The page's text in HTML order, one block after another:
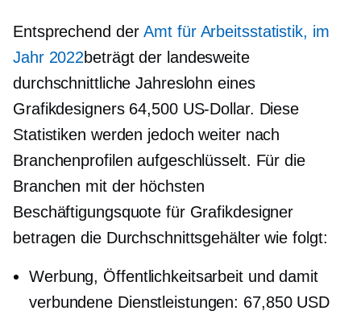
Entsprechend derAmt für Arbeitsstatistik, im
Jahr 2022beträgt der landesweite
durchschnittliche Jahreslohn eines
Grafikdesigners 64,500 US-Dollar. Diese
Statistiken werden jedoch weiter nach
Branchenprofilen aufgeschlüsselt. Für die
Branchen mit der höchsten
Beschäftigungsquote für Grafikdesigner
betragen die Durchschnittsgehälter wie folgt:
Werbung, Öffentlichkeitsarbeit und damit
verbundene Dienstleistungen: 67,850 USD